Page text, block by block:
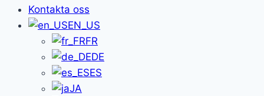
Kontakta oss
EN_US
FR
DE
ES
JA